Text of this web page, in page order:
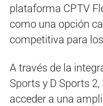
plataforma CPTV
como una opción
competitiva para
A través de la
Sports y D Sports
acceder a una